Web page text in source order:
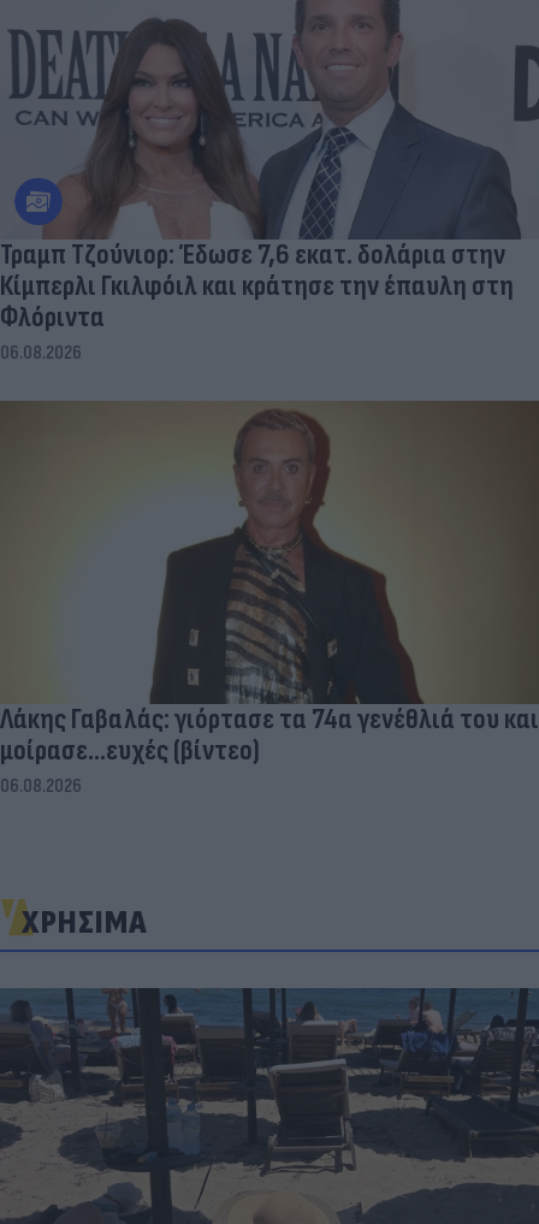
Τραμπ Τζούνιορ: Έδωσε 7,6 εκατ. δολάρια στην
Κίμπερλι Γκιλφόιλ και κράτησε την έπαυλη στη
Φλόριντα
06.08.2026
Λάκης Γαβαλάς: γιόρτασε τα 74α γενέθλιά του και
μοίρασε...ευχές (βίντεο)
06.08.2026
ΧΡΗΣΙΜΑ